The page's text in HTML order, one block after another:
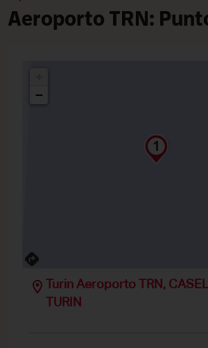
Aeroporto TRN:
−
Turin Aeroporto TRN,
TURIN